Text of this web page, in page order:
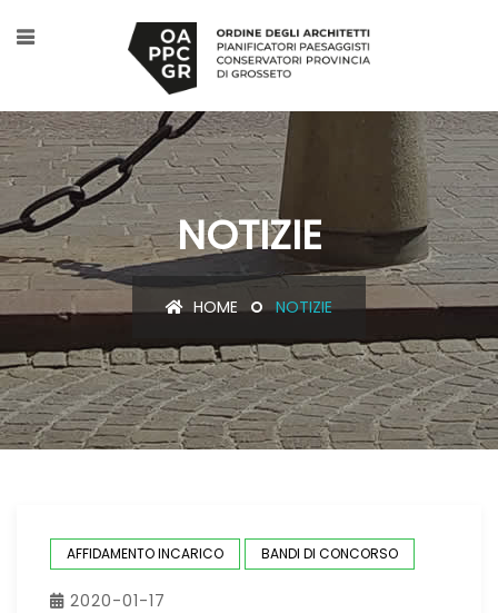
NOTIZIE
HOME NOTIZIE
AFFIDAMENTO INCARICO BANDI DI CONCORSO
2020-01-17